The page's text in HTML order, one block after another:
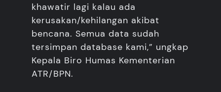
khawatir lagi kalau ada
kerusakan/kehilangan akibat
bencana. Semua data sudah
tersimpan database kami,” ungkap
Kepala Biro Humas Kementerian
ATR/BPN.